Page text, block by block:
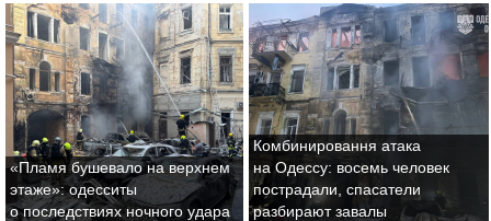
«Пламя бушевало на верхнем
этаже»: одесситы
о последствиях ночного удара
Комбинировання атака
на Одессу: восемь человек
пострадали, спасатели
разбирают завалы